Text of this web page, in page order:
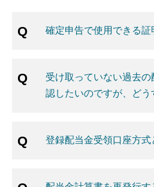
確定申告で使用できる
受け取っていない過去
認したいのですが、ど
登録配当金受領口座方